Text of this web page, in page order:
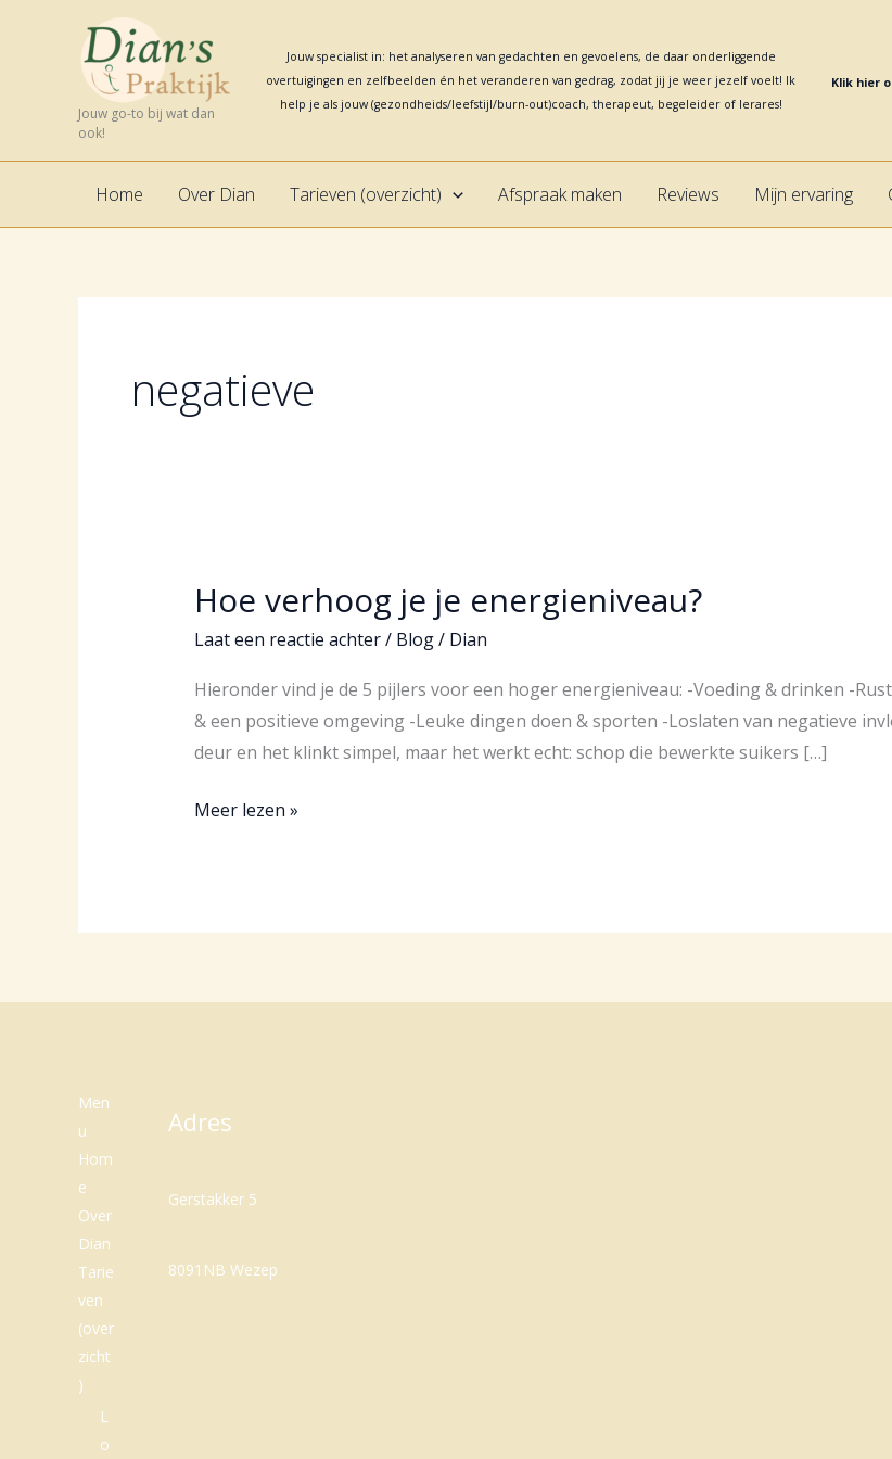
Jouw go-to bij wat dan
ook!
Jouw specialist in: het analyseren van gedachten en gevoelens, de daar onderliggende
overtuigingen en zelfbeelden én het veranderen van gedrag, zodat jij je weer jezelf voelt! Ik
help je als jouw (gezondheids/leefstijl/burn-out)coach, therapeut, begeleider of lerares!
Klik hier
Home Over Dian Tarieven (overzicht) Afspraak maken Reviews Mijn ervaring
negatieve
Hoe verhoog je je energieniveau?
Laat een reactie achter/ Blog/ Dian
Hieronder vind je de 5 pijlers voor een hoger energieniveau: -Voeding & drinken -
& een positieve omgeving -Leuke dingen doen & sporten -Loslaten van negatieve
deur en het klinkt simpel, maar het werkt echt: schop die bewerkte suikers […]
Hoe
energieniveau?
Meer lezen »
Men
u
Hom
e
Over
Dian
Tarie
ven
(over
zicht
)
L
o
Adres
Gerstakker 5
8091NB Wezep